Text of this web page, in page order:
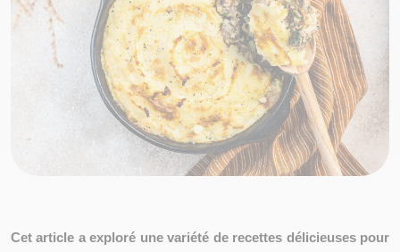
Cet article a exploré une variété de recettes délicieuses pour